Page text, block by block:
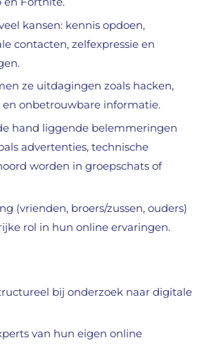
kansen: kennis opdoen,
contacten, zelfexpressie en
ze uitdagingen zoals hacken,
en onbetrouwbare informatie.
hand liggende belemmeringen
advertenties, technische
worden in groepschats of
(vrienden, broers/zussen, ouders)
rol in hun online ervaringen.
bij onderzoek naar digitale
van hun eigen online